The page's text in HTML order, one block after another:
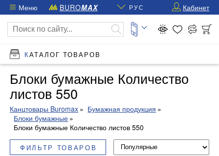
Меню BUROMAX РУС Кабинет
КАТАЛОГ ТОВАРОВ
Блоки бумажные Количество
листов 550
Канцтовары Buromax
Бумажная продукция
Блоки бумажные
Блоки бумажные Количество листов 550
ФИЛЬТР ТОВАРОВ